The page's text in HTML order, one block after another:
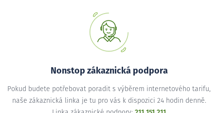
Nonstop zákaznická podpora
Pokud budete potřebovat poradit s výběrem internetového tarifu,
naše zákaznická linka je tu pro vás k dispozici 24 hodin denně.